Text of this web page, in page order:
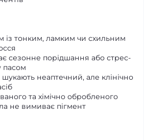
із тонким, ламким чи схильним
сезонне порідшання або стрес-
пасом
шукають неаптечний, але клінічно
та хімічно обробленого
не вимиває пігмент